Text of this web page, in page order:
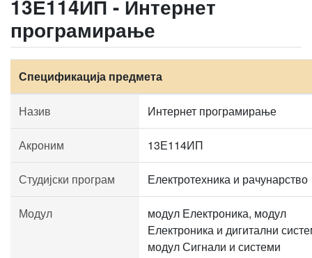
13Е114ИП - Интернет
програмирање
Спецификација предмета
Назив Интернет програмирање
Акроним 13Е114ИП
Студијски програм Електротехника и рачунарство
Модул
модул Електроника, модул
Електроника и дигитални
модул Сигнали и системи